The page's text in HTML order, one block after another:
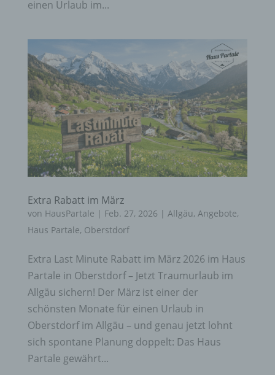
einen Urlaub im...
Extra Rabatt im März
von HausPartale | Feb. 27, 2026 | Allgäu, Angebote,
Haus Partale, Oberstdorf
Extra Last Minute Rabatt im März 2026 im Haus
Partale in Oberstdorf – Jetzt Traumurlaub im
Allgäu sichern! Der März ist einer der
schönsten Monate für einen Urlaub in
Oberstdorf im Allgäu – und genau jetzt lohnt
sich spontane Planung doppelt: Das Haus
Partale gewährt...